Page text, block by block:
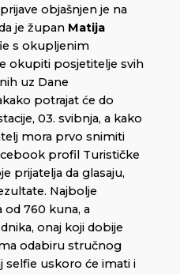
objašnjen je na
je župan Matija
s okupljenim
okupiti posjetitelje svih
uz Dane
potrajat će do
03. svibnja, a kako
mora prvo snimiti
profil Turističke
prijatelja da glasaju,
Najbolje
od 760 kuna, a
onaj koji dobije
odabiru stručnog
selfie uskoro će imati i